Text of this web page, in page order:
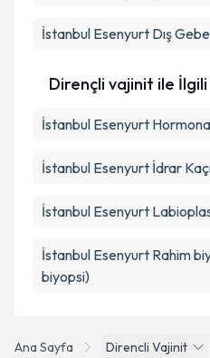
Ana Sayfa Direncli Vajinit
İstanbul Esenyurt Dış
Dirençli vajinit ile
İstanbul Esenyurt
İstanbul Esenyurt İdrar
İstanbul Esenyurt
İstanbul Esenyurt Rahim
biyopsi)